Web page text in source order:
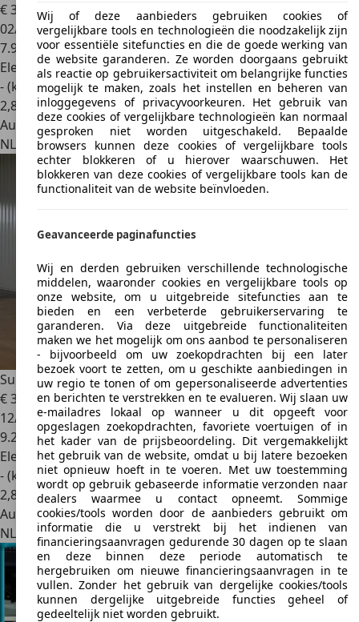
€ 34.8501
02/2024
7.984 km
Elektrisch
- (kWh/100 km)
2,8
Autobedrijf
NL 1969 LBHeemskerk
Subaru Solterra71 kWh
€ 32.850 1
12/2023
9.288 km
Elektrisch
- (kWh/100 km)
2,8
Autobedrijf
NL 1969 LBHeemskerk
Wij of deze aanbieders gebruiken cookies of
vergelijkbare tools en technologieën die noodzakelijk zijn
voor essentiële sitefuncties en die de goede werking van
de website garanderen. Ze worden doorgaans gebruikt
als reactie op gebruikersactiviteit om belangrijke functies
mogelijk te maken, zoals het instellen en beheren van
inloggegevens of privacyvoorkeuren. Het gebruik van
deze cookies of vergelijkbare technologieën kan normaal
gesproken niet worden uitgeschakeld. Bepaalde
browsers kunnen deze cookies of vergelijkbare tools
echter blokkeren of u hierover waarschuwen. Het
blokkeren van deze cookies of vergelijkbare tools kan de
functionaliteit van de website beïnvloeden.
Geavanceerde paginafuncties
Wij en derden gebruiken verschillende technologische
middelen, waaronder cookies en vergelijkbare tools op
onze website, om u uitgebreide sitefuncties aan te
bieden en een verbeterde gebruikerservaring te
garanderen. Via deze uitgebreide functionaliteiten
maken we het mogelijk om ons aanbod te personaliseren
- bijvoorbeeld om uw zoekopdrachten bij een later
bezoek voort te zetten, om u geschikte aanbiedingen in
uw regio te tonen of om gepersonaliseerde advertenties
en berichten te verstrekken en te evalueren. Wij slaan uw
e-mailadres lokaal op wanneer u dit opgeeft voor
opgeslagen zoekopdrachten, favoriete voertuigen of in
het kader van de prijsbeoordeling. Dit vergemakkelijkt
het gebruik van de website, omdat u bij latere bezoeken
niet opnieuw hoeft in te voeren. Met uw toestemming
wordt op gebruik gebaseerde informatie verzonden naar
dealers waarmee u contact opneemt. Sommige
cookies/tools worden door de aanbieders gebruikt om
informatie die u verstrekt bij het indienen van
financieringsaanvragen gedurende 30 dagen op te slaan
en deze binnen deze periode automatisch te
hergebruiken om nieuwe financieringsaanvragen in te
vullen. Zonder het gebruik van dergelijke cookies/tools
kunnen dergelijke uitgebreide functies geheel of
gedeeltelijk niet worden gebruikt.